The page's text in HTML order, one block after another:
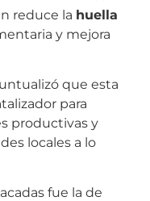
reduce la huella
y mejora
que esta
para
productivas y
locales a lo
fue la de